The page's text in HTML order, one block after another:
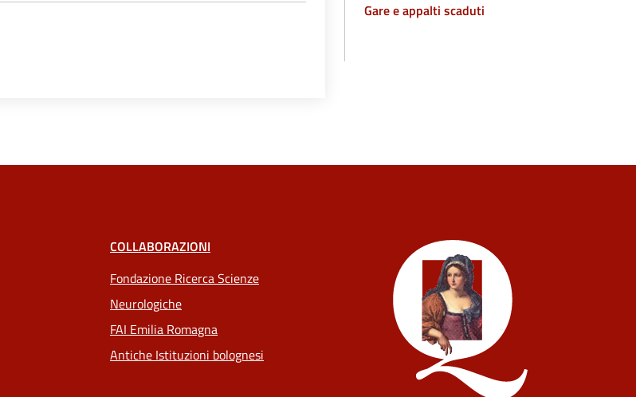
Gare e appalti scaduti
COLLABORAZIONI
Fondazione Ricerca Scienze
Neurologiche
FAI Emilia Romagna
Antiche Istituzioni bolognesi